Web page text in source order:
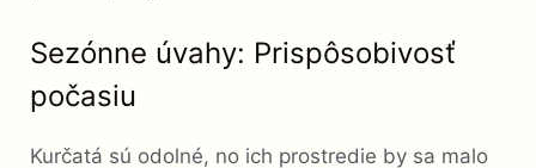
Sezónne úvahy: Prispôsobivosť
počasiu
Kurčatá sú odolné, no ich prostredie by sa malo